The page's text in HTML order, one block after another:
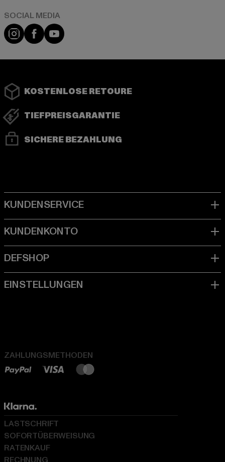
Instagram
FacebookYouTube
KOSTENLOSE RETOURE
TIEFPREISGARANTIE
SICHERE BEZAHLUNG
ZAHLUNGSMETHODEN
LASTSCHRIFT
SOFORTÜBERWEISUNG
RATENKAUF